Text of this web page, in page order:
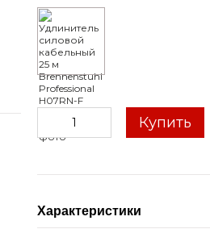
Купить
Характеристики